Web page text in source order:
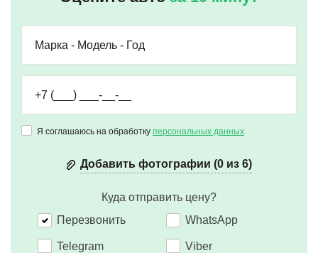
Я соглашаюсь на обработку персональных данных
Добавить фотографии (0 из 6)
Куда отправить цену?
Перезвонить
WhatsApp
Telegram Viber